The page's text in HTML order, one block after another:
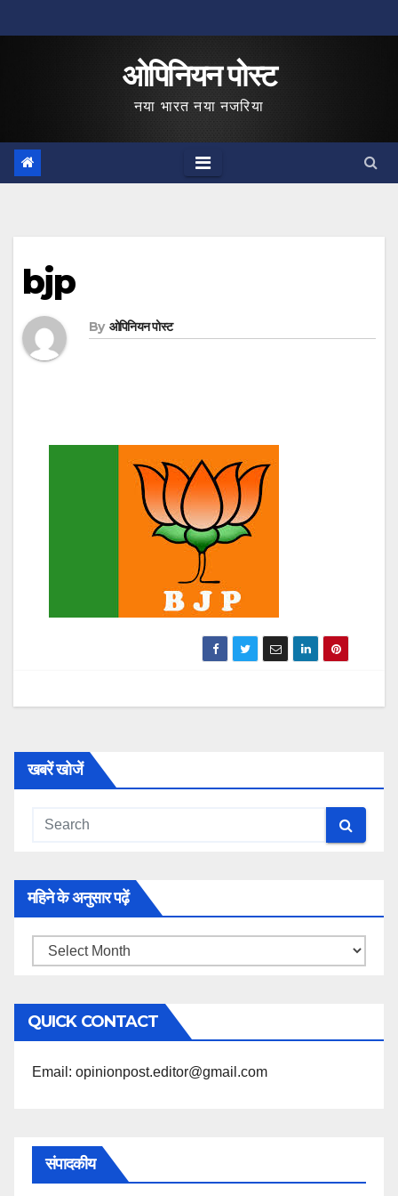
to
ओपिनियन पोस्ट
नया भारत नया नजरिया
bjp
By ओपिनियन पोस्ट
खबरें खोजें
महिने के अनुसार पढ़ें
महिने
अनुसार
पढ़ें
QUICK CONTACT
Email: opinionpost.editor@gmail.com
संपादकीय